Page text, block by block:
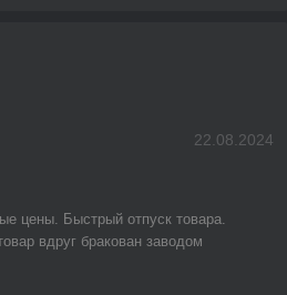
22.08.2024
цены. Быстрый отпуск товара.
вдруг бракован заводом